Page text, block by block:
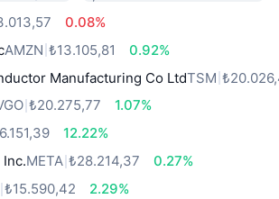
0.08%
AMZN ₺13.105,81
0.92%
Manufacturing Co LtdTSM
₺20.275,77
1.07%
12.22%
META ₺28.214,37
0.27%
₺15.590,42
2.29%